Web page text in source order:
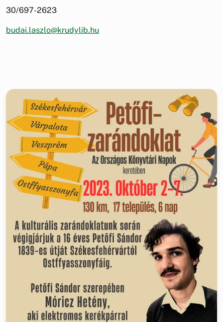
30/697-2623
budai.laszlo@krudylib.hu